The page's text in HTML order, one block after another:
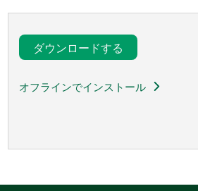
ダウンロードする
オフラインでインストール